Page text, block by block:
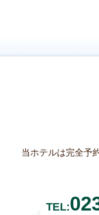
当ホテルは完全予
TEL: